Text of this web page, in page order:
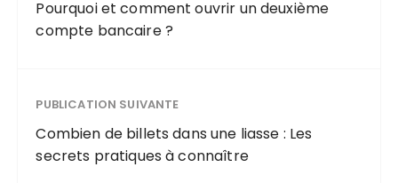
Pourquoi et comment ouvrir un deuxième
compte bancaire ?
PUBLICATION SUIVANTE
Combien de billets dans une liasse : Les
secrets pratiques à connaître